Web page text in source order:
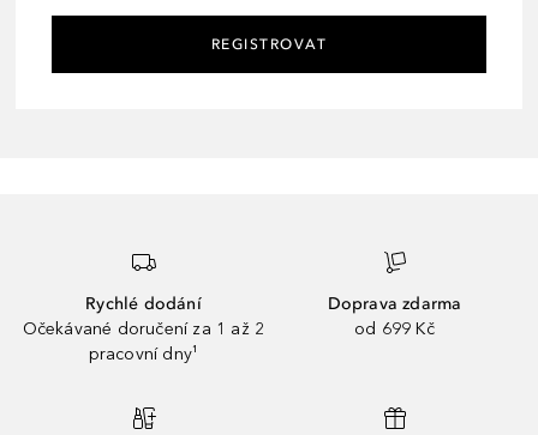
REGISTROVAT
Rychlé dodání
Očekávané doručení za 1 až 2
pracovní dny¹
Doprava zdarma
od 699 Kč